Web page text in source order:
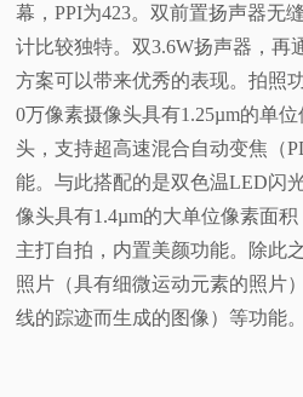
幕，PPI为423。双前置扬声器无
计比较独特。双3.6W扬声器，再
方案可以带来优秀的表现。拍照
0万像素摄像头具有1.25µm的单
头，支持超高速混合自动变焦（
能。与此搭配的是双色温LED闪
像头具有1.4µm的大单位像素面
主打自拍，内置美颜功能。除此
照片（具有细微运动元素的照片
线的踪迹而生成的图像）等功能。